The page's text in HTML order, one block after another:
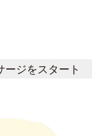
ジをスタート